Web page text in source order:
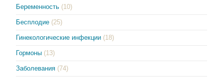
Беременность (10)
Бесплодие (25)
Гинекологические инфекции (18)
Гормоны (13)
Заболевания (74)